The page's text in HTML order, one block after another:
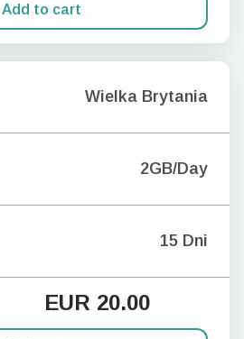
Add to cart
Wielka Brytania
2GB/Day
15 Dni
EUR 20.00